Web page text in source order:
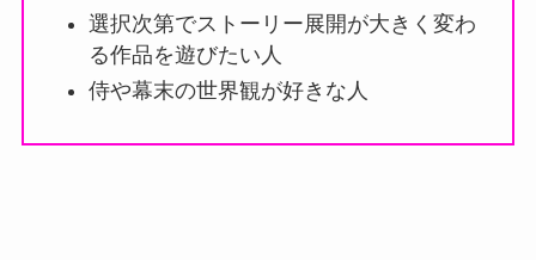
選択次第でストーリー展開が大きく変わ
る作品を遊びたい人
侍や幕末の世界観が好きな人